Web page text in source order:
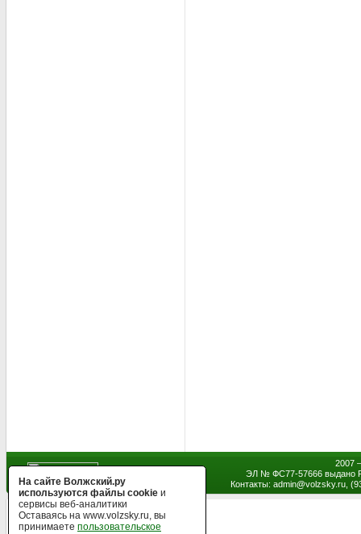
2007
ЭЛ № ФС77-57666 выдано
Контакты: admin@volzsky.ru,
На сайте Волжский.ру
используются файлы cookie и
сервисы веб-аналитики
Оставаясь на www.volzsky.ru, вы
принимаете пользовательское